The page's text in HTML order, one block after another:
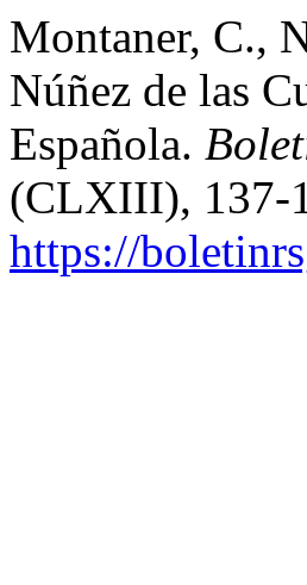
Montaner, C.,
Núñez de las
Española.
(CLXIII), 137-
https://